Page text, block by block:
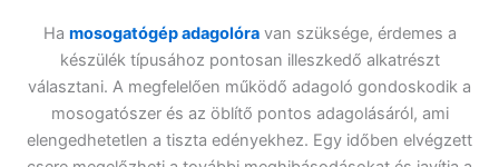
Ha mosogatógép adagolóravan szüksége, érdemes a
készülék típusához pontosan illeszkedő alkatrészt
választani. A megfelelően működő adagoló gondoskodik a
mosogatószer és az öblítő pontos adagolásáról, ami
elengedhetetlen a tiszta edényekhez. Egy időben elvégzett